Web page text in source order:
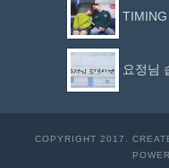
TIMING
요정님
COPYRIGHT 2017.